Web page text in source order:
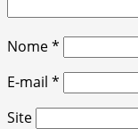
Nome*
E-mail *
Site